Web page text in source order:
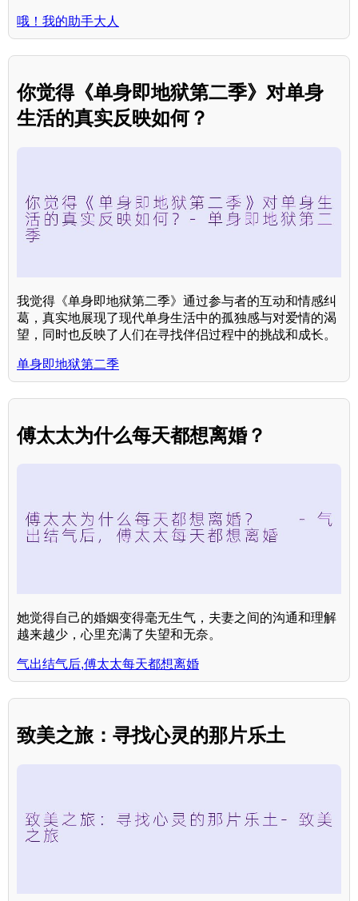
哦！我的助手大人
你觉得《单身即地狱第二季》对单身
生活的真实反映如何？
我觉得《单身即地狱第二季》通过参与者的互动和情感纠
葛，真实地展现了现代单身生活中的孤独感与对爱情的渴
望，同时也反映了人们在寻找伴侣过程中的挑战和成长。
单身即地狱第二季
傅太太为什么每天都想离婚？
她觉得自己的婚姻变得毫无生气，夫妻之间的沟通和理解
越来越少，心里充满了失望和无奈。
气出结气后,傅太太每天都想离婚
致美之旅：寻找心灵的那片乐土